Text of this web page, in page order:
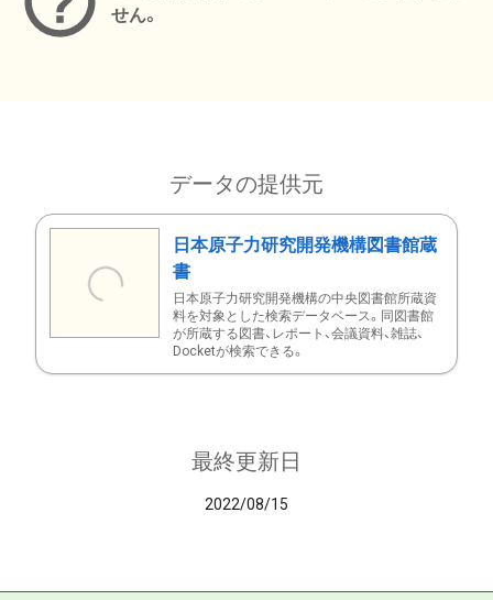
せん。
データの提供元
日本原子力研究開発機構図書館蔵
書
日本原子力研究開発機構の中央図書館所蔵資
料を対象とした検索データベース。同図書館
が所蔵する図書、レポート、会議資料、雑誌、
Docketが検索できる。
最終更新日
2022/08/15